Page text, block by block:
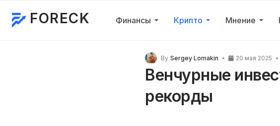
FORECK Финансы Крипто Мнение
By Sergey Lomakin 20 мая 2025
Венчурные
рекорды